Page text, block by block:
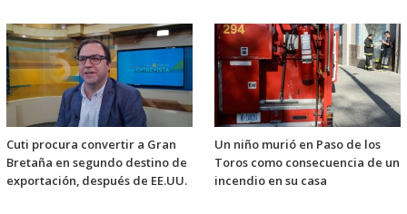
Cuti procura convertir a Gran
Bretaña en segundo destino de
exportación, después de EE.UU.
Un niño murió en Paso de los
Toros como consecuencia de un
incendio en su casa